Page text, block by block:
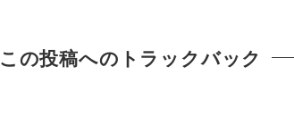
この投稿へのトラックバック